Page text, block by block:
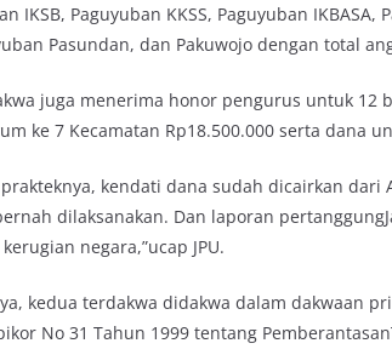
IKSB, Paguyuban KKSS, Paguyuban
Pasundan, dan Pakuwojo dengan total
juga menerima honor pengurus untuk 12
ke 7 Kecamatan Rp18.500.000 serta dana
kendati dana sudah dicairkan dari
dilaksanakan. Dan laporan
negara,”ucap JPU.
kedua terdakwa didakwa dalam dakwaan
No 31 Tahun 1999 tentang